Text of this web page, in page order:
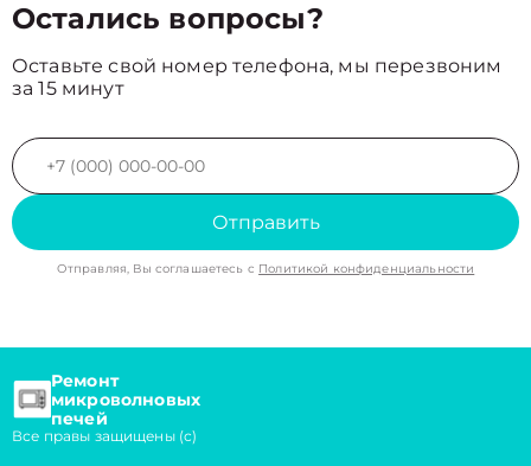
Остались вопросы?
Оставьте свой номер телефона, мы перезвоним
за 15 минут
Отправить
Отправляя, Вы соглашаетесь с Политикой конфиденциальности
Ремонт
микроволновых
печей
Все правы защищены (с)